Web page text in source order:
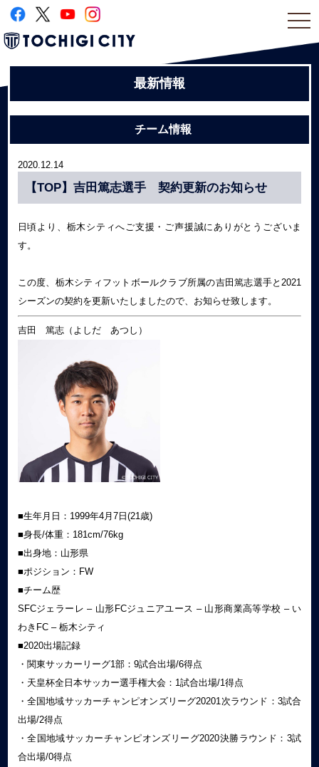
最新情報
チーム情報
2020.12.14
【TOP】吉田篤志選手 契約更新のお知らせ
日頃より、栃木シティへご支援・ご声援誠にありがとうございま
す。
この度、栃木シティフットボールクラブ所属の吉田篤志選手と2021
シーズンの契約を更新いたしましたので、お知らせ致します。
吉田 篤志（よしだ あつし）
■生年月日：1999年4月7日(21歳)
■身長/体重：181cm/76kg
■出身地：山形県
■ポジション：FW
■チーム歴
SFCジェラーレ – 山形FCジュニアユース – 山形商業高等学校 – い
わきFC – 栃木シティ
■2020出場記録
・関東サッカーリーグ1部：9試合出場/6得点
・天皇杯全日本サッカー選手権大会：1試合出場/1得点
・全国地域サッカーチャンピオンズリーグ20201次ラウンド：3試合
出場/2得点
・全国地域サッカーチャンピオンズリーグ2020決勝ラウンド：3試
合出場/0得点